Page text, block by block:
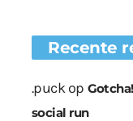
Recente
.puckop
social run